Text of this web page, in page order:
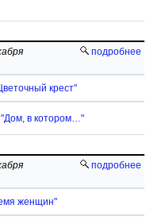
подробнее
крест"
в котором…"
подробнее
женщин"